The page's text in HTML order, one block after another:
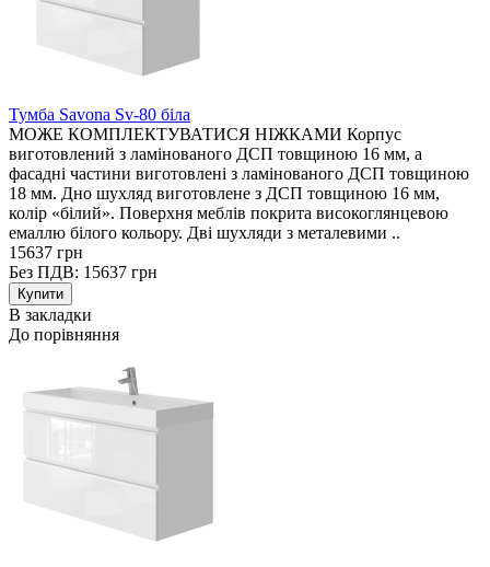
Тумба Savona Sv-80 біла
МОЖЕ КОМПЛЕКТУВАТИСЯ НІЖКАМИ Корпус
виготовлений з ламінованого ДСП товщиною 16 мм, а
фасадні частини виготовлені з ламінованого ДСП товщиною
18 мм. Дно шухляд виготовлене з ДСП товщиною 16 мм,
колір «білий». Поверхня меблів покрита високоглянцевою
емаллю білого кольору. Дві шухляди з металевими ..
15637 грн
Без ПДВ: 15637 грн
В закладки
До порівняння